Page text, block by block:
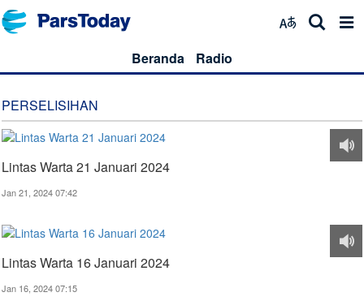
Beranda Radio
PERSELISIHAN
Lintas Warta 21 Januari 2024
Jan 21, 2024 07:42
Lintas Warta 16 Januari 2024
Jan 16, 2024 07:15